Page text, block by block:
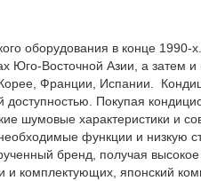
оборудования в конце
Юго-Восточной Азии, а затем
Франции, Испании.
Покупая
шумовые характеристики и
функции и низкую
бренд, получая
и комплектующих, японский